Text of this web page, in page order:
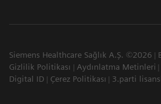
Siemens Healthcare Sağlık A.Ş. ©2026
Gizlilik Politikası
Aydınlatma Metinleri
Digital ID
Çerez Politikası 3.parti